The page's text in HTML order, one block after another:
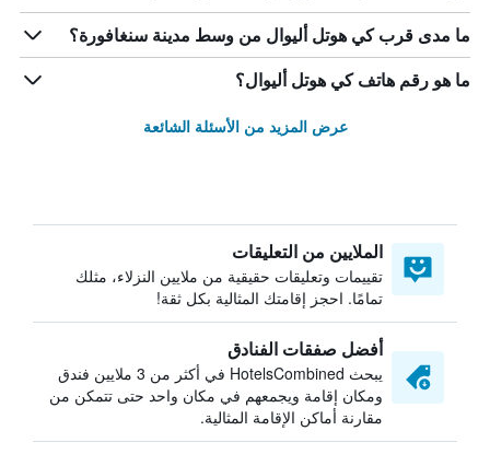
ما مدى قرب كي هوتل أليوال من وسط مدينة سنغافورة؟
ما هو رقم هاتف كي هوتل أليوال؟
عرض المزيد من الأسئلة الشائعة
الملايين من التعليقات
تقييمات وتعليقات حقيقية من ملايين النزلاء، مثلك
تمامًا. احجز إقامتك المثالية بكل ثقة!
أفضل صفقات الفنادق
يبحث HotelsCombined في أكثر من 3 ملايين فندق
ومكان إقامة ويجمعهم في مكان واحد حتى تتمكن من
مقارنة أماكن الإقامة المثالية.